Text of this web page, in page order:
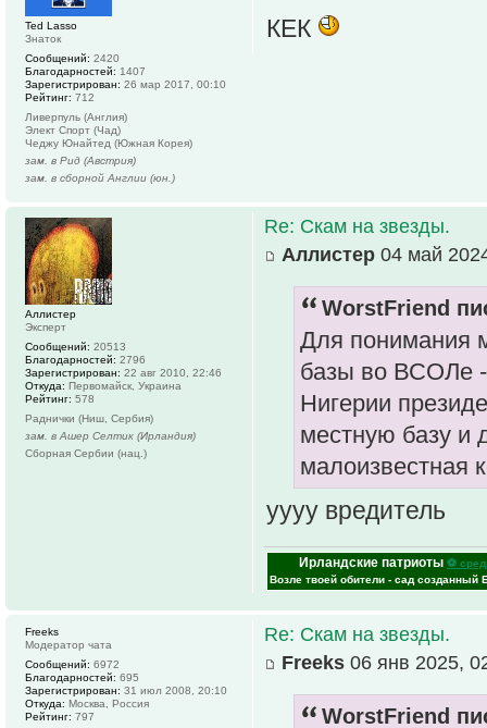
КЕК
Ted Lasso
Знаток
Сообщений: 2420
Благодарностей: 1407
Зарегистрирован: 26 мар 2017, 00:10
Рейтинг: 712
Ливерпуль (Англия)
Элект Спорт (Чад)
Чеджу Юнайтед (Южная Корея)
зам. в Рид (Австрия)
зам. в сборной Англии (юн.)
Re: Скам на звезды.
Аллистер 04 май
WorstFriend
Для понимания
базы во ВСОЛе -
Нигерии
местную базу и
малоизвестная
уууу вредитель
Ирландские патриоты ⚽
Возле твоей обители - сад созданный
Аллистер
Эксперт
Сообщений: 20513
Благодарностей: 2796
Зарегистрирован: 22 авг 2010, 22:46
Откуда: Первомайск, Украина
Рейтинг: 578
Раднички (Ниш, Сербия)
зам. в Ашер Селтик (Ирландия)
Сборная Сербии (нац.)
Re: Скам на звезды.
Freeks 06 янв 2025,
WorstFriend
Freeks
Модератор чата
Сообщений: 6972
Благодарностей: 695
Зарегистрирован: 31 июл 2008, 20:10
Откуда: Москва, Россия
Рейтинг: 797